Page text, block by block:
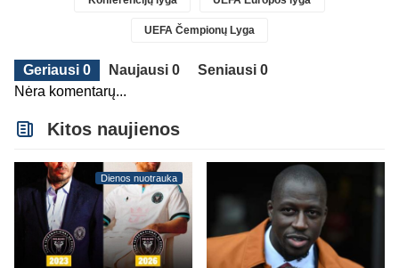
UEFA Čempionų Lyga
Geriausi 0 Naujausi 0
Seniausi 0
Nėra komentarų...
Kitos naujienos
Dienos nuotrauka